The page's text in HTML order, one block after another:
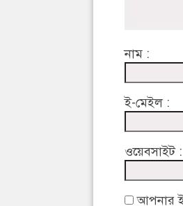
নাম :
ই-মেইল :
ওয়েবসাইট :
আপনার